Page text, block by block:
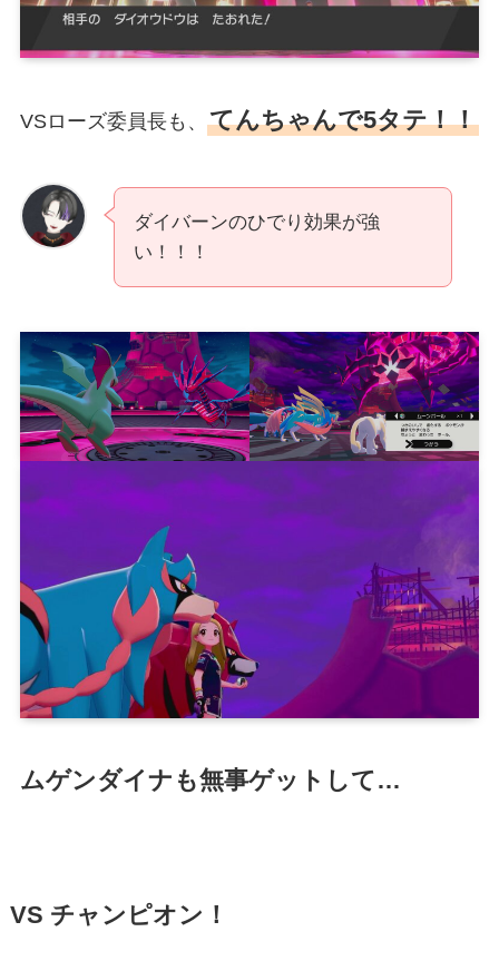
VSローズ委員長も、 てんちゃんで5タテ！！
ダイバーンのひでり効果が強
い！！！
ムゲンダイナも無事ゲットして…
VS チャンピオン！